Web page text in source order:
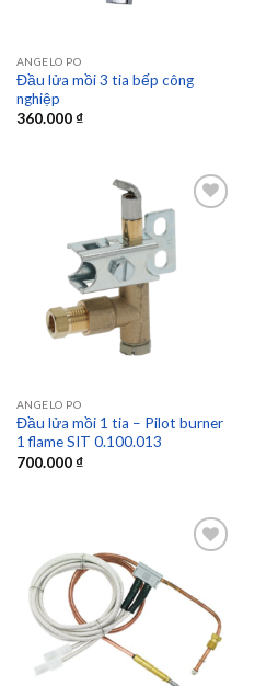
ANGELO PO
Đầu lửa mồi 3 tia bếp công
nghiệp
360.000₫
ANGELO PO
Đầu lửa mồi 1 tia – Pilot burner
1 flame SIT 0.100.013
700.000₫
Add to
wishlist